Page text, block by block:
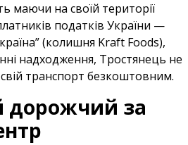
маючи на своїй території
податків України —
(колишня Kraft Foods),
надходження, Тростянець не
транспорт безкоштовним.
дорожчий за